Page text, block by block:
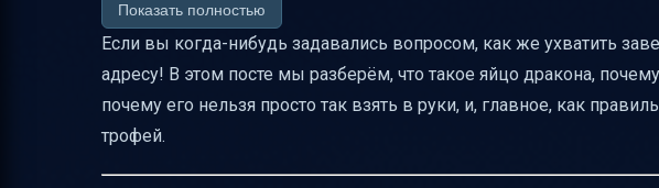
Как работает телепортация яйца дракона
Как безопасно добыть яйцо дракона
Что происходит, если яйцо падает или телепортируется
Особенности взаимодействия с яйцом
Показать полностью
Если вы когда-нибудь задавались вопросом, как же ухватить
адресу! В этом посте мы разберём, что такое яйцо дракона,
почему его нельзя просто так взять в руки, и, главное, как
трофей.